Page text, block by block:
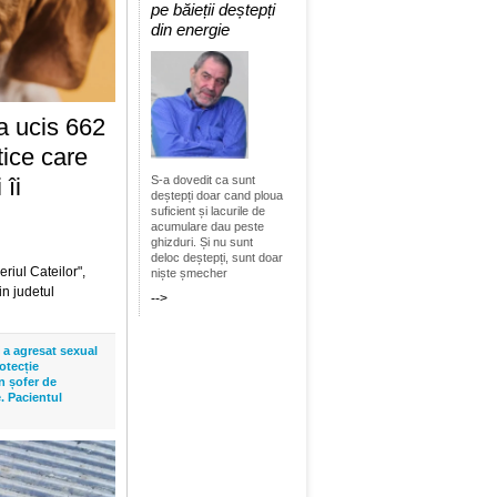
duce la
prima data
in
Milo
sa participe
orb
spațiu. De la
de
Nvidia, iar
Experții
între
ucis 662
care
îi
Cateilor",
judetul
agresat sexual
șofer de
Pacientul
pe băieții deștepți
din energie
S-a dovedit ca sunt
deștepți doar cand ploua
suficient și lacurile de
acumulare dau peste
ghizduri. Și nu sunt
deloc deștepți, sunt doar
niște șmecher
-->